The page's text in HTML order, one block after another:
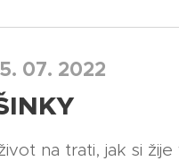
07. 2022
na trati, jak si